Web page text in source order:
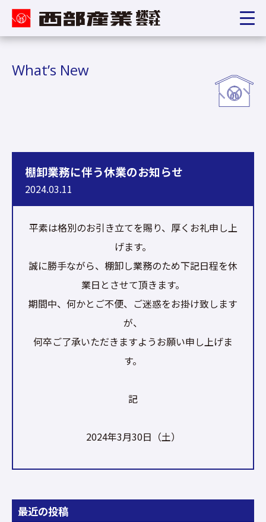
What’s New
棚卸業務に伴う休業のお知らせ
2024.03.11
平素は格別のお引き立てを賜り、厚くお礼申し上
げます。
誠に勝手ながら、棚卸し業務のため下記日程を休
業日とさせて頂きます。
期間中、何かとご不便、ご迷惑をお掛け致します
が、
何卒ご了承いただきますようお願い申し上げま
す。
記
2024年3月30日（土）
最近の投稿